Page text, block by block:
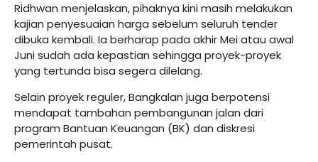
Ridhwan menjelaskan, pihaknya kini masih melakukan
kajian penyesuaian harga sebelum seluruh tender
dibuka kembali. Ia berharap pada akhir Mei atau awal
Juni sudah ada kepastian sehingga proyek-proyek
yang tertunda bisa segera dilelang.
Selain proyek reguler, Bangkalan juga berpotensi
mendapat tambahan pembangunan jalan dari
program Bantuan Keuangan (BK) dan diskresi
pemerintah pusat.